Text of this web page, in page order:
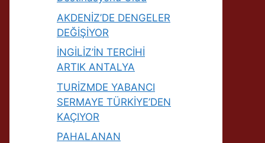
AKDENİZ’DE DENGELER
DEĞİŞİYOR
İNGİLİZ’İN TERCİHİ
ARTIK ANTALYA
TURİZMDE YABANCI
SERMAYE TÜRKİYE’DEN
KAÇIYOR
PAHALANAN